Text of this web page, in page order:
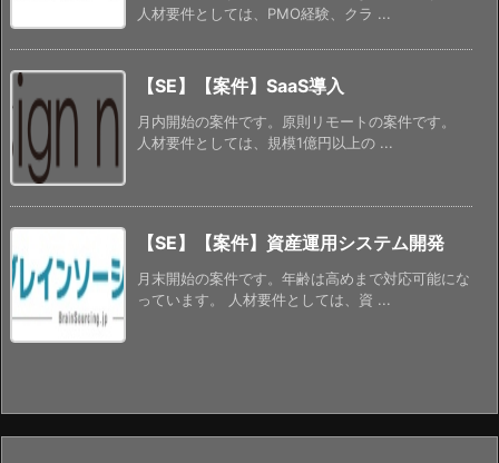
人材要件としては、PMO経験、クラ ...
【SE】【案件】SaaS導入
月内開始の案件です。原則リモートの案件です。
人材要件としては、規模1億円以上の ...
【SE】【案件】資産運用システム開発
月末開始の案件です。年齢は高めまで対応可能にな
っています。 人材要件としては、資 ...